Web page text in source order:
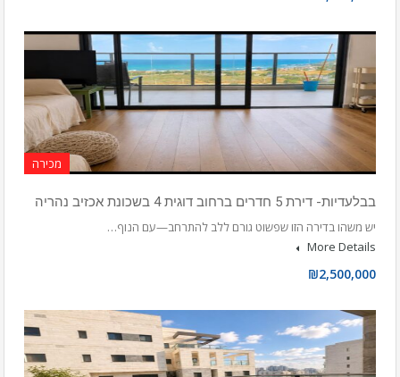
מכירה
בבלעדיות- דירת 5 חדרים ברחוב דוגית 4 בשכונת אכזיב נהריה
יש משהו בדירה הזו שפשוט גורם ללב להתרחב—עם הנוף…
More Details
₪2,500,000